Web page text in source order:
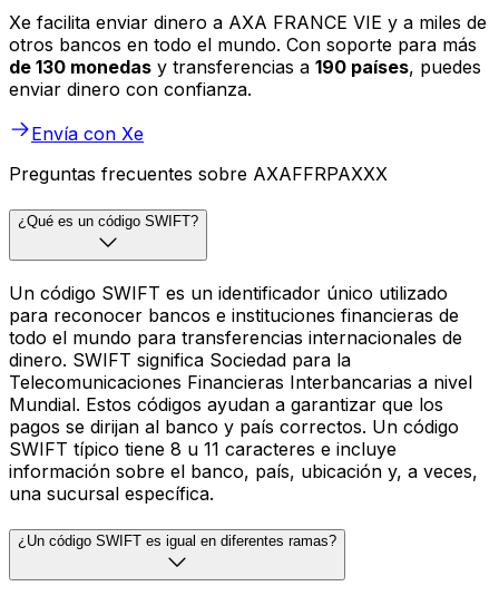
Xe facilita enviar dinero a AXA FRANCE VIE y a miles de
otros bancos en todo el mundo. Con soporte para más
de 130 monedas y transferencias a 190 países, puedes
enviar dinero con confianza.
Envía con Xe
Preguntas frecuentes sobre AXAFFRPAXXX
¿Qué es un código SWIFT?
Un código SWIFT es un identificador único utilizado
para reconocer bancos e instituciones financieras de
todo el mundo para transferencias internacionales de
dinero. SWIFT significa Sociedad para la
Telecomunicaciones Financieras Interbancarias a nivel
Mundial. Estos códigos ayudan a garantizar que los
pagos se dirijan al banco y país correctos. Un código
SWIFT típico tiene 8 u 11 caracteres e incluye
información sobre el banco, país, ubicación y, a veces,
una sucursal específica.
¿Un código SWIFT es igual en diferentes ramas?